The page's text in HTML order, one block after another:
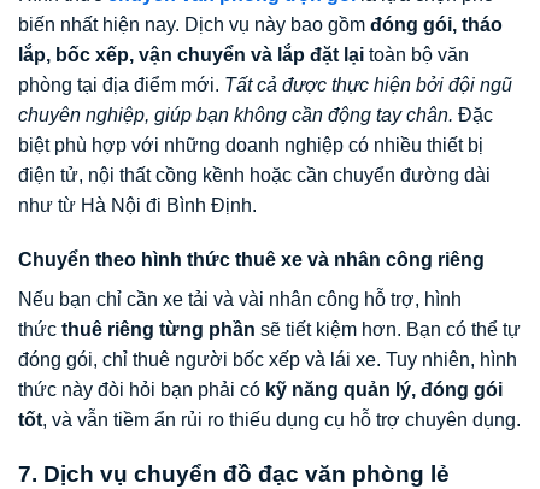
biến nhất hiện nay. Dịch vụ này bao gồm đóng gói, tháo
lắp, bốc xếp, vận chuyển và lắp đặt lại toàn bộ văn
phòng tại địa điểm mới. Tất cả được thực hiện bởi đội ngũ
chuyên nghiệp, giúp bạn không cần động tay chân. Đặc
biệt phù hợp với những doanh nghiệp có nhiều thiết bị
điện tử, nội thất cồng kềnh hoặc cần chuyển đường dài
như từ Hà Nội đi Bình Định.
Chuyển theo hình thức thuê xe và nhân công riêng
Nếu bạn chỉ cần xe tải và vài nhân công hỗ trợ, hình
thức thuê riêng từng phần sẽ tiết kiệm hơn. Bạn có thể tự
đóng gói, chỉ thuê người bốc xếp và lái xe. Tuy nhiên, hình
thức này đòi hỏi bạn phải có kỹ năng quản lý, đóng gói
tốt, và vẫn tiềm ẩn rủi ro thiếu dụng cụ hỗ trợ chuyên dụng.
7. Dịch vụ chuyển đồ đạc văn phòng lẻ